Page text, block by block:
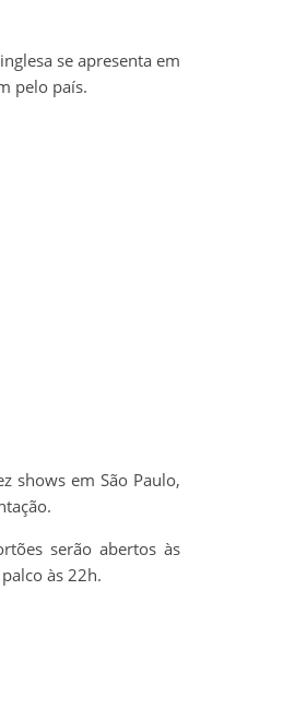
se apresenta em
pelo país.
shows em São Paulo,
serão abertos às
às 22h.